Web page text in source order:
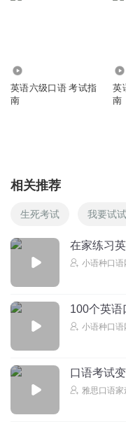
英语六级口语 考试指
南
英
南
相关推荐
生死考试 我要试试
在家练习
小语种口语
100个英语
小语种口语
口语考试
雅思口语